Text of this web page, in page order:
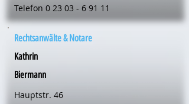
Telefon 0 23 03 - 6 91 11
Rechtsanwälte & Notare
Kathrin
Biermann
Hauptstr. 46